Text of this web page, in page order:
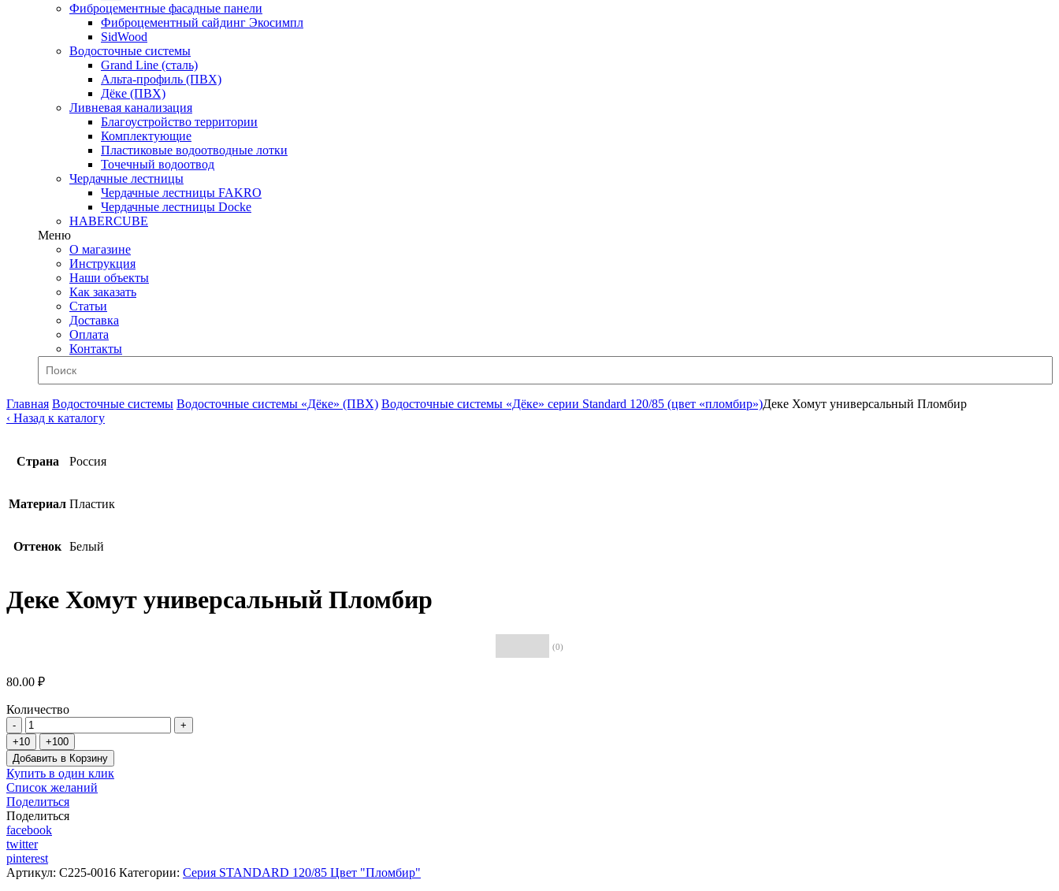
Фиброцементные фасадные панели
Фиброцементный сайдинг Экосимпл
SidWood
Водосточные системы
Grand Line (сталь)
Альта-профиль (ПВХ)
Дёке (ПВХ)
Ливневая канализация
Благоустройство территории
Комплектующие
Пластиковые водоотводные лотки
Точечный водоотвод
Чердачные лестницы
Чердачные лестницы FAKRO
Чердачные лестницы Docke
HABERCUBE
Меню
О магазине
Инструкция
Наши объекты
Как заказать
Статьи
Доставка
Оплата
Контакты
Главная Водосточные системы Водосточные системы «Дёке» (ПВХ) Водосточные системы «Дёке» серии Standard 120/85 (цвет «пломбир»)Деке Хомут универсальный Пломбир
‹ Назад к каталогу
Страна Россия
Материал Пластик
Оттенок Белый
Деке Хомут универсальный Пломбир
(0)
80.00 ₽
Количество
Добавить в Корзину
Купить в один клик
Список желаний
Поделиться
Поделиться
facebook
twitter
pinterest
Артикул: C225-0016 Категории: Серия STANDARD 120/85 Цвет "Пломбир"